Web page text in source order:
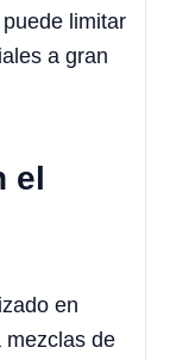
limitar
a gran
el
en
mezclas de